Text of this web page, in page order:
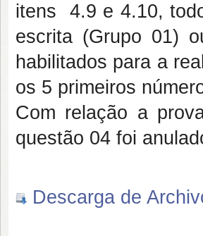
itens 4.9 e 4.10,
escrita (Grupo 01)
habilitados para a
os 5 primeiros
Com relação a
questão 04 foi
Descarga de